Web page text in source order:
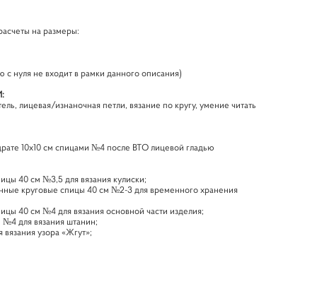
на размеры:
нуля не входит в рамки данного описания)
лицевая/изнаночная петли, вязание по кругу, умение читать
10х10 см спицами №4 после ВТО лицевой гладью
40 см №3,5 для вязания кулиски;
круговые спицы 40 см №2-3 для временного хранения
40 см №4 для вязания основной части изделия;
для вязания штанин;
узора «Жгут»;